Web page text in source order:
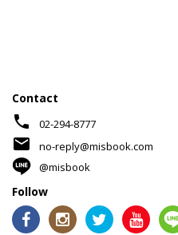
Contact
phone 02-294-8777
mail
no-reply@misbook.com
@misbook
Follow